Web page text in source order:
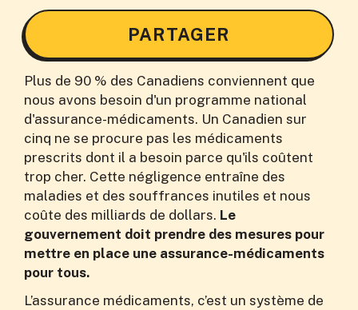
Plus de 90 % des Canadiens conviennent que
nous avons besoin d'un programme national
d'assurance-médicaments. Un Canadien sur
cinq ne se procure pas les médicaments
prescrits dont il a besoin parce qu'ils coûtent
trop cher. Cette négligence entraîne des
maladies et des souffrances inutiles et nous
coûte des milliards de dollars. Le
gouvernement doit prendre des mesures pour
mettre en place une assurance-médicaments
pour tous.
L’assurance médicaments, c’est un système de
PARTAGER